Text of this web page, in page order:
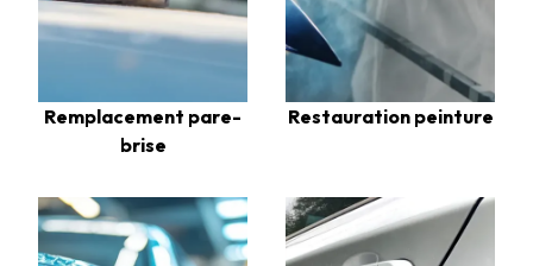
Remplacement pare-
brise
Restauration peinture